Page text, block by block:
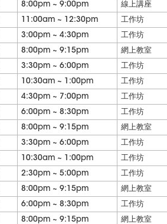
8:00pm ~ 9:00pm 線上講座
11:00am ~ 12:30pm 工作坊
3:00pm ~ 4:30pm 工作坊
8:00pm ~ 9:15pm 網上教室
3:30pm ~ 6:00pm 工作坊
10:30am ~ 1:00pm 工作坊
4:30pm ~ 7:00pm 工作坊
6:00pm ~ 8:30pm 工作坊
8:00pm ~ 9:15pm 網上教室
3:30pm ~ 6:00pm 工作坊
10:30am ~ 1:00pm 工作坊
2:30pm ~ 5:00pm 工作坊
8:00pm ~ 9:15pm 網上教室
6:00pm ~ 8:30pm 工作坊
8:00pm ~ 9:15pm 網上教室